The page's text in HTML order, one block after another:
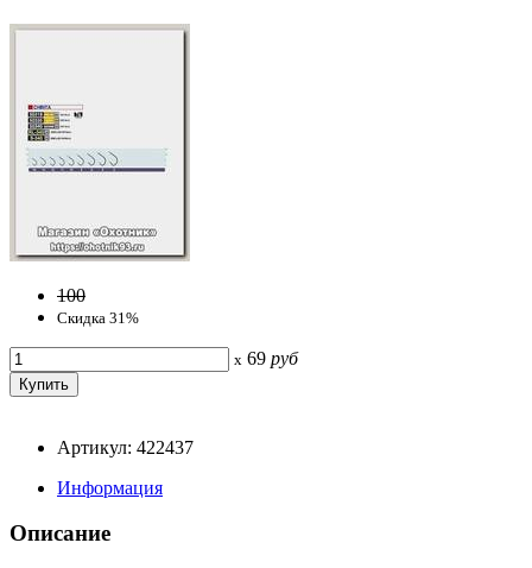
100
Скидка 31%
x 69 руб
Артикул: 422437
Информация
Описание